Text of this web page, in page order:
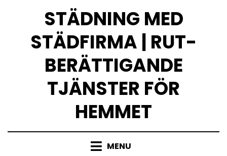
STÄDNING MED
STÄDFIRMA | RUT-
BERÄTTIGANDE
TJÄNSTER FÖR
HEMMET
MENU